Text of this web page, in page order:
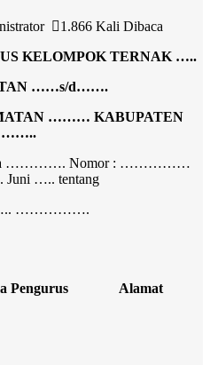
1.866 Kali Dibaca
KELOMPOK TERNAK …..
……s/d…….
……… KABUPATEN
…………. Nomor : ……………
….. tentang
…………….
Pengurus Alamat